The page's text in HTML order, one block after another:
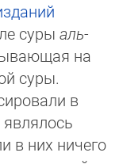
суры аль-
на
суры.
в
в них ничего